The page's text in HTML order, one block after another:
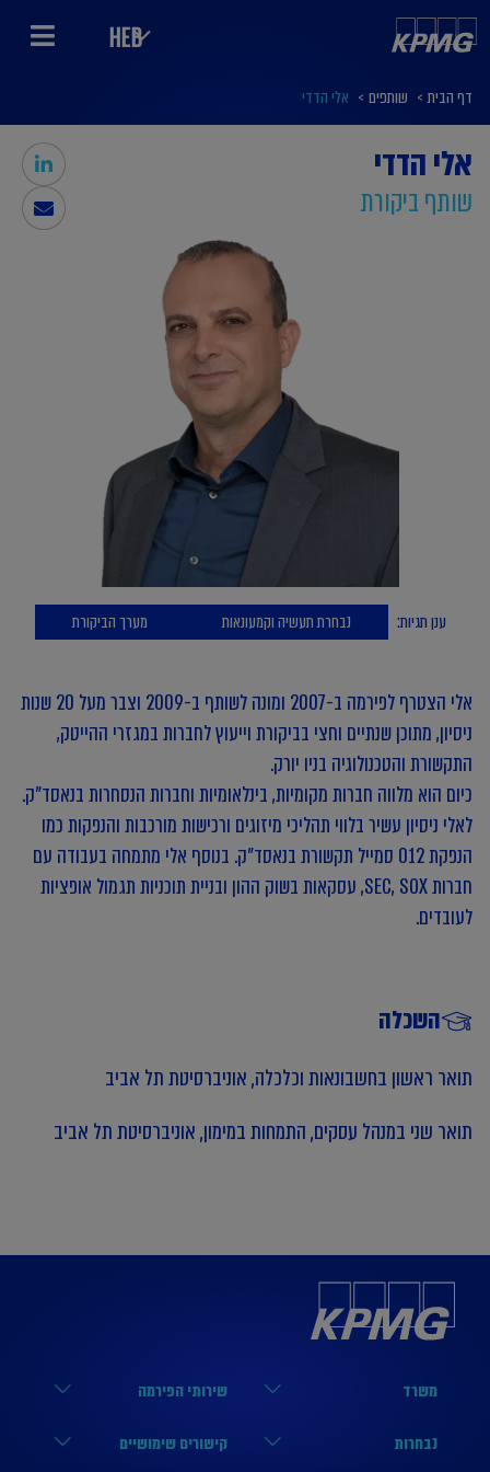
HEB
דף הבית > שותפים > אלי הדדי
אלי הדדי
שותף ביקורת
ענן תגיות: נבחרת תעשיה וקמעונאות מערך הביקורת
אלי הצטרף לפירמה ב-2007 ומונה לשותף ב-2009 וצבר מעל 20 שנות
ניסיון, מתוכן שנתיים וחצי בביקורת וייעוץ לחברות במגזרי ההייטק,
התקשורת והטכנולוגיה בניו יורק.
כיום הוא מלווה חברות מקומיות, בינלאומיות וחברות הנסחרות בנאסד"ק.
לאלי ניסיון עשיר בלווי תהליכי מיזוגים ורכישות מורכבות והנפקות כמו
הנפקת 012 סמייל תקשורת בנאסד"ק. בנוסף אלי מתמחה בעבודה עם
חברות SEC, SOX, עסקאות בשוק ההון ובניית תוכניות תגמול אופציות
לעובדים.
השכלה
תואר ראשון בחשבונאות וכלכלה, אוניברסיטת תל אביב
תואר שני במנהל עסקים, התמחות במימון, אוניברסיטת תל אביב
משרד
הארבעה 17, תל אביב
שירותי הפירמה
מערך הביקורת
נבחרות קישורים שימושיים